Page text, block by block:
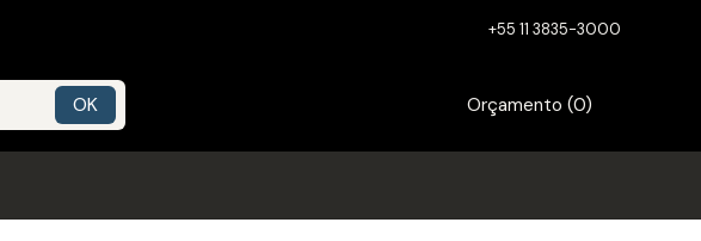
+55 11 3835-3000
Orçamento (0)